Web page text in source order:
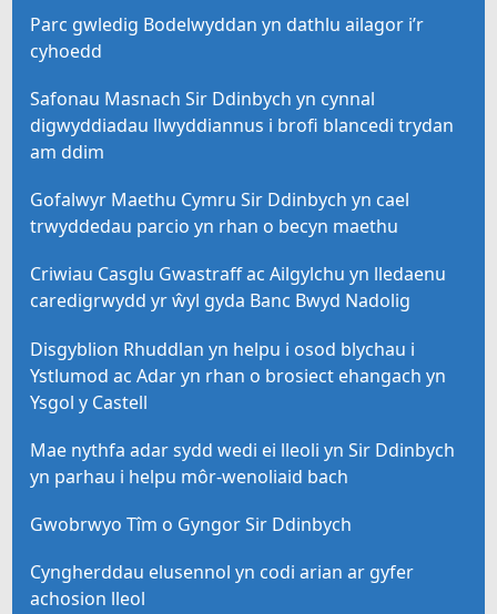
Parc gwledig Bodelwyddan yn dathlu ailagor i’r
cyhoedd
Safonau Masnach Sir Ddinbych yn cynnal
digwyddiadau llwyddiannus i brofi blancedi trydan
am ddim
Gofalwyr Maethu Cymru Sir Ddinbych yn cael
trwyddedau parcio yn rhan o becyn maethu
Criwiau Casglu Gwastraff ac Ailgylchu yn lledaenu
caredigrwydd yr ŵyl gyda Banc Bwyd Nadolig
Disgyblion Rhuddlan yn helpu i osod blychau i
Ystlumod ac Adar yn rhan o brosiect ehangach yn
Ysgol y Castell
Mae nythfa adar sydd wedi ei lleoli yn Sir Ddinbych
yn parhau i helpu môr-wenoliaid bach
Gwobrwyo Tîm o Gyngor Sir Ddinbych
Cyngherddau elusennol yn codi arian ar gyfer
achosion lleol